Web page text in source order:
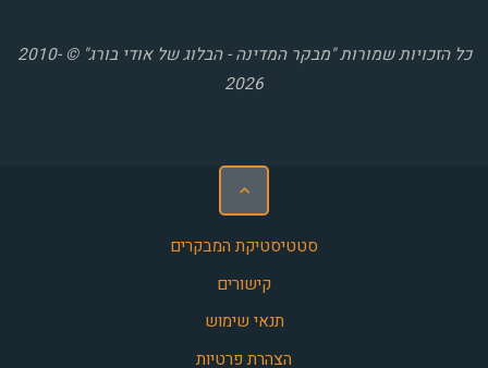
כל הזכויות שמורות "מבקר המדינה - הבלוג של אודי בורג" © 2010-
2026
סטטיסטיקת המבקרים
קישורים
תנאי שימוש
הצהרת פרטיות